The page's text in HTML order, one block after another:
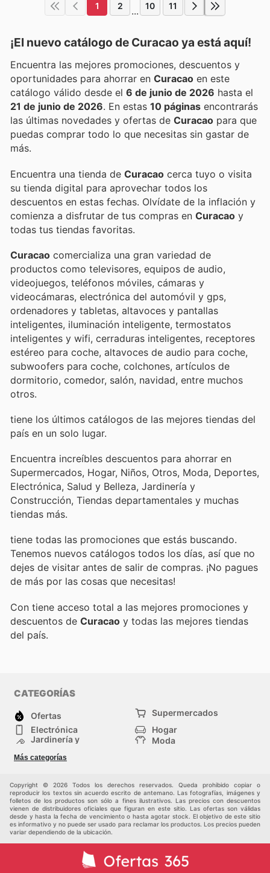
1 2 ... 10 11
¡El nuevo catálogo de Curacao ya está aquí!
Encuentra las mejores promociones, descuentos y
oportunidades para ahorrar en Curacao en este
catálogo válido desde el 6 de junio de 2026 hasta el
21 de junio de 2026 . En estas 10 páginas encontrarás
las últimas novedades y ofertas de Curacao para que
puedas comprar todo lo que necesitas sin gastar de
más.
Encuentra una tienda de Curacao cerca tuyo o visita
su tienda digital para aprovechar todos los
descuentos en estas fechas. Olvídate de la inflación y
comienza a disfrutar de tus compras en Curacao y
todas tus tiendas favoritas.
Curacao comercializa una gran variedad de
productos como televisores, equipos de audio,
videojuegos, teléfonos móviles, cámaras y
videocámaras, electrónica del automóvil y gps,
ordenadores y tabletas, altavoces y pantallas
inteligentes, iluminación inteligente, termostatos
inteligentes y wifi, cerraduras inteligentes, receptores
estéreo para coche, altavoces de audio para coche,
subwoofers para coche, colchones, artículos de
dormitorio, comedor, salón, navidad, entre muchos
otros.
tiene los últimos catálogos de las mejores tiendas del
país en un solo lugar.
Encuentra increíbles descuentos para ahorrar en
Supermercados, Hogar, Niños, Otros, Moda, Deportes,
Electrónica, Salud y Belleza, Jardinería y
Construcción, Tiendas departamentales y muchas
tiendas más.
tiene todas las promociones que estás buscando.
Tenemos nuevos catálogos todos los días, así que no
dejes de visitar antes de salir de compras. ¡No pagues
de más por las cosas que necesitas!
Con tiene acceso total a las mejores promociones y
descuentos de Curacao y todas las mejores tiendas
del país.
CATEGORÍAS
Ofertas
Supermercados
Electrónica
Hogar
Jardinería y
Moda
Tiendas
departamentales
Otros
Más categorías
Copyright © 2026 Todos los derechos reservados. Queda prohibido copiar o
reproducir los textos sin acuerdo escrito de antemano. Las fotografías, imágenes y
folletos de los productos son sólo a fines ilustrativos. Las precios con descuentos
vienen de distribuidores oficiales que figuran en este sitio. Las ofertas son válidas
desde y hasta la fecha de vencimiento o hasta agotar stock. El objetivo de este sitio
es informativo y no puede ser usado para reclamar los productos. Los precios pueden
variar dependiendo de la ubicación.